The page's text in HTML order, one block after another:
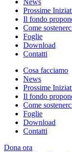
News
Prossime
Il fondo
Come
Foglie
Download
Contatti
Cosa facciamo
News
Prossime
Il fondo
Come
Foglie
Download
Contatti
Dona ora